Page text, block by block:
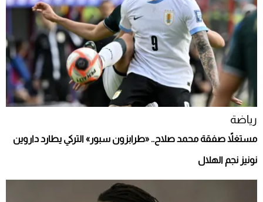
رياضة
مستغلاً صفقة محمد صلاح.. «طرابزون سبور» التركي يطارد داروين
نونيز نجم الهلال